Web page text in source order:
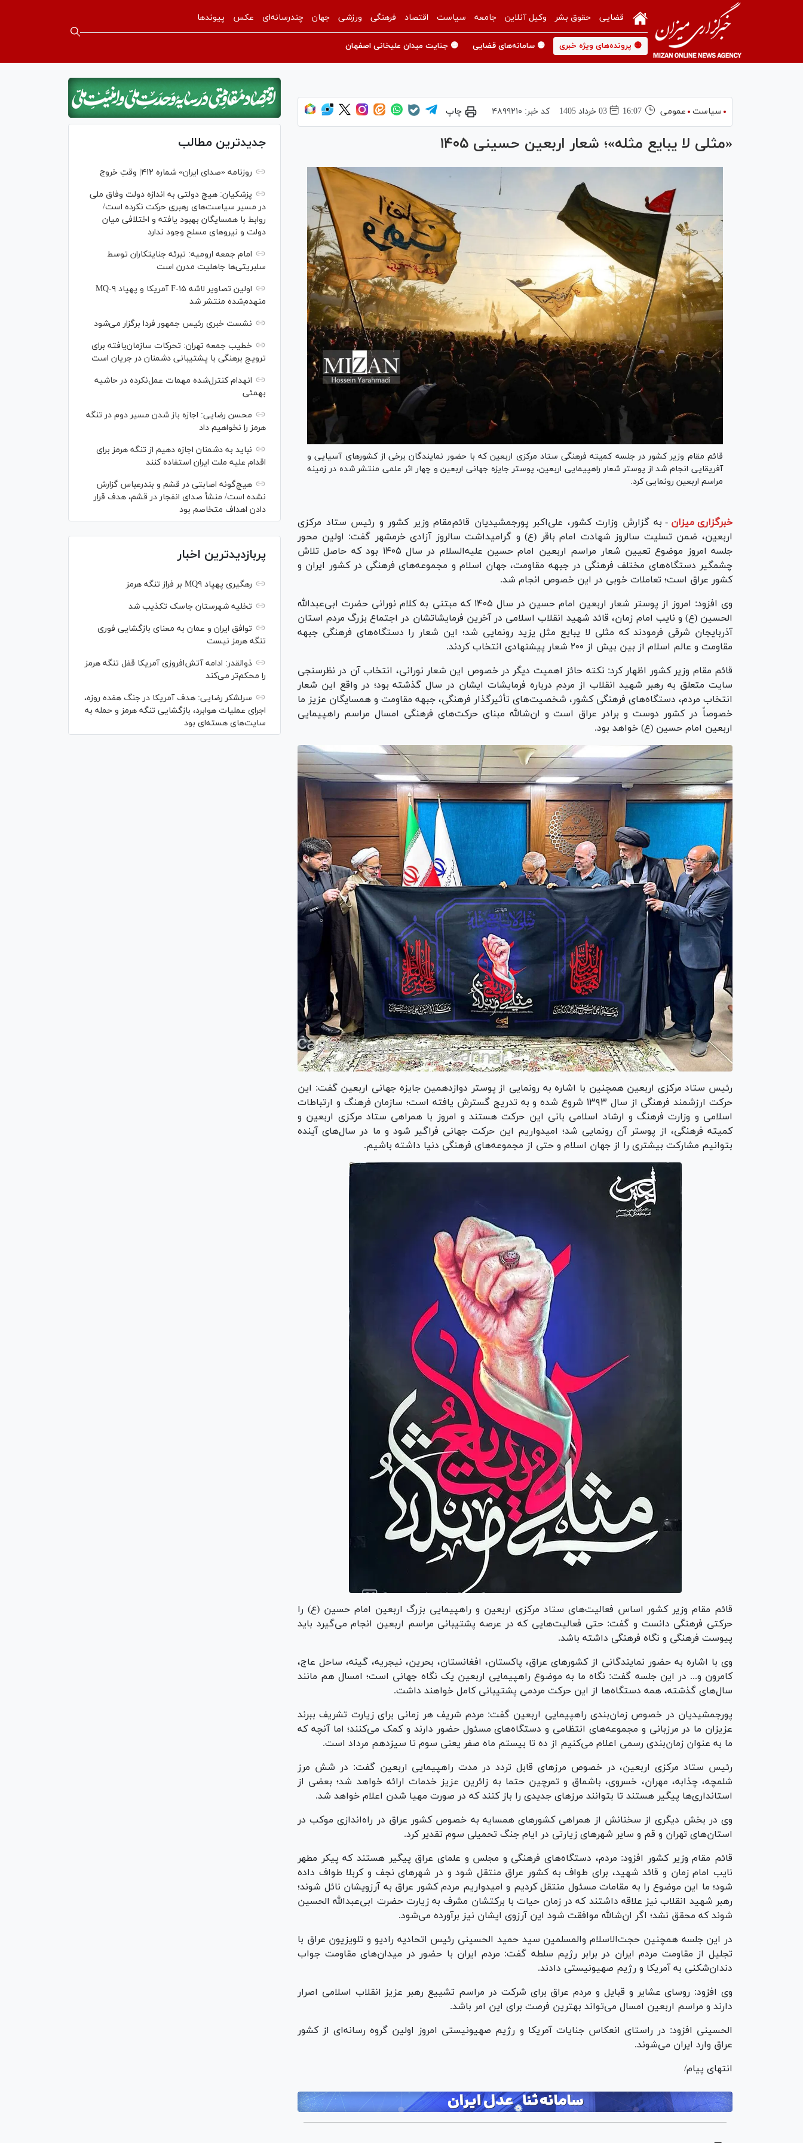
قضایی حقوق بشر وکیل آنلاین جامعه سیاست اقتصاد فرهنگی ورزشی جهان چندرسانه‌ای عکس پیوندها
🟡 پرونده‌های ویژه خبری 🟡 سامانه‌های قضایی 🟡 جنایت میدان علیخانی اصفهان
سیاست عمومی 16:07 03 خرداد 1405 کد خبر: ۴۸۹۹۲۱۰ چاپ
«مثلی لا یبایع مثله»؛ شعار اربعین حسینی ۱۴۰۵
قائم مقام وزیر کشور در جلسه کمیته فرهنگی ستاد مرکزی اربعین که با حضور نمایندگان برخی از کشور‌های آسیایی و
آفریقایی انجام شد از پوستر شعار راهپیمایی اربعین، پوستر جایزه جهانی اربعین و چهار اثر علمی منتشر شده در زمینه
مراسم اربعین رونمایی کرد.
خبرگزاری میزان - به گزارش وزارت کشور، علی‌اکبر پورجمشیدیان قائم‌مقام وزیر کشور و رئیس ستاد مرکزی
اربعین، ضمن تسلیت سالروز شهادت امام باقر (ع) و گرامیداشت سالروز آزادی خرمشهر گفت: اولین محور
جلسه امروز موضوع تعیین شعار مراسم اربعین امام حسین علیه‌السلام در سال ۱۴۰۵ بود که حاصل تلاش
چشمگیر دستگاه‌های مختلف فرهنگی در جبهه مقاومت، جهان اسلام و مجموعه‌های فرهنگی در کشور ایران و
کشور عراق است؛ تعاملات خوبی در این خصوص انجام شد.
وی افزود: امروز از پوستر شعار اربعین امام حسین در سال ۱۴۰۵ که مبتنی به کلام نورانی حضرت ابی‌عبدالله
الحسین (ع) و نایب امام زمان، قائد شهید انقلاب اسلامی در آخرین فرمایشاتشان در اجتماع بزرگ مردم استان
آذربایجان شرقی فرمودند که مثلی لا یبایع مثل یزید رونمایی شد؛ این شعار را دستگاه‌های فرهنگی جبهه
مقاومت و عالم اسلام از بین بیش از ۲۰۰ شعار پیشنهادی انتخاب کردند.
قائم مقام وزیر کشور اظهار کرد: نکته حائز اهمیت دیگر در خصوص این شعار نورانی، انتخاب آن در نظرسنجی
سایت متعلق به رهبر شهید انقلاب از مردم درباره فرمایشات ایشان در سال گذشته بود؛ در واقع این شعار
انتخاب مردم، دستگاه‌های فرهنگی کشور، شخصیت‌های تأثیرگذار فرهنگی، جبهه مقاومت و همسایگان عزیز ما
خصوصاً در کشور دوست و برادر عراق است و ان‌شالله مبنای حرکت‌های فرهنگی امسال مراسم راهپیمایی
اربعین امام حسین (ع) خواهد بود.
رئیس ستاد مرکزی اربعین همچنین با اشاره به رونمایی از پوستر دوازدهمین جایزه جهانی اربعین گفت: این
حرکت ارزشمند فرهنگی از سال ۱۳۹۳ شروع شده و به تدریج گسترش یافته است؛ سازمان فرهنگ و ارتباطات
اسلامی و وزارت فرهنگ و ارشاد اسلامی بانی این حرکت هستند و امروز با همراهی ستاد مرکزی اربعین و
کمیته فرهنگی، از پوستر آن رونمایی شد؛ امیدواریم این حرکت جهانی فراگیر شود و ما در سال‌های آینده
بتوانیم مشارکت بیشتری را از جهان اسلام و حتی از مجموعه‌های فرهنگی دنیا داشته باشیم.
قائم مقام وزیر کشور اساس فعالیت‌های ستاد مرکزی اربعین و راهپیمایی بزرگ اربعین امام حسین (ع) را
حرکتی فرهنگی دانست و گفت: حتی فعالیت‌هایی که در عرصه پشتیبانی مراسم اربعین انجام می‌گیرد باید
پیوست فرهنگی و نگاه فرهنگی داشته باشد.
وی با اشاره به حضور نمایندگانی از کشور‌های عراق، پاکستان، افغانستان، بحرین، نیجریه، گینه، ساحل عاج،
کامرون و... در این جلسه گفت: نگاه ما به موضوع راهپیمایی اربعین یک نگاه جهانی است؛ امسال هم مانند
سال‌های گذشته، همه دستگاه‌ها از این حرکت مردمی پشتیبانی کامل خواهند داشت.
پورجمشیدیان در خصوص زمان‌بندی راهپیمایی اربعین گفت: مردم شریف هر زمانی برای زیارت تشریف ببرند
عزیزان ما در مرزبانی و مجموعه‌های انتظامی و دستگاه‌های مسئول حضور دارند و کمک می‌کنند؛ اما آنچه که
ما به عنوان زمان‌بندی رسمی اعلام می‌کنیم از ده تا بیستم ماه صفر یعنی سوم تا سیزدهم مرداد است.
رئیس ستاد مرکزی اربعین، در خصوص مرز‌های قابل تردد در مدت راهپیمایی اربعین گفت: در شش مرز
شلمچه، چذابه، مهران، خسروی، باشماق و تمرچین حتما به زائرین عزیز خدمات ارائه خواهد شد؛ بعضی از
استانداری‌ها پیگیر هستند تا بتوانند مرز‌های جدیدی را باز کنند که در صورت مهیا شدن اعلام خواهد شد.
وی در بخش دیگری از سخنانش از همراهی کشور‌های همسایه به خصوص کشور عراق در راه‌اندازی موکب در
استان‌های تهران و قم و سایر شهر‌های زیارتی در ایام جنگ تحمیلی سوم تقدیر کرد.
قائم مقام وزیر کشور افزود: مردم، دستگاه‌های فرهنگی و مجلس و علمای عراق پیگیر هستند که پیکر مطهر
نایب امام زمان و قائد شهید، برای طواف به کشور عراق منتقل شود و در شهر‌های نجف و کربلا طواف داده
شود؛ ما این موضوع را به مقامات مسئول منتقل کردیم و امیدواریم مردم کشور عراق به آرزویشان نائل شوند؛
رهبر شهید انقلاب نیز علاقه داشتند که در زمان حیات با برکتشان مشرف به زیارت حضرت ابی‌عبدالله الحسین
شوند که محقق نشد؛ اگر ان‌شالله موافقت شود این آرزوی ایشان نیز برآورده می‌شود.
در این جلسه همچنین حجت‌الاسلام والمسلمین سید حمید الحسینی رئیس اتحادیه رادیو و تلویزیون عراق با
تجلیل از مقاومت مردم ایران در برابر رژیم سلطه گفت: مردم ایران با حضور در میدان‌های مقاومت جواب
دندان‌شکنی به آمریکا و رژیم صهیونیستی دادند.
وی افزود: روسای عشایر و قبایل و مردم عراق برای شرکت در مراسم تشییع رهبر عزیز انقلاب اسلامی اصرار
دارند و مراسم اربعین امسال می‌تواند بهترین فرصت برای این امر باشد.
الحسینی افزود: در راستای انعکاس جنایات آمریکا و رژیم صهیونیستی امروز اولین گروه رسانه‌ای از کشور
عراق وارد ایران می‌شوند.
انتهای پیام/
جدیدترین مطالب
روزنامه «صدای ایران» شماره ۴۱۲| وقتِ خروج
پزشکیان: هیچ دولتی به اندازه دولت وفاق ملی
در مسیر سیاست‌های رهبری حرکت نکرده است/
روابط با همسایگان بهبود یافته و اختلافی میان
دولت و نیروهای مسلح وجود ندارد
امام جمعه ارومیه: تبرئه جنایتکاران توسط
سلبریتی‌ها جاهلیت مدرن است
اولین تصاویر لاشه F-۱۵ آمریکا و پهپاد MQ-۹
منهدم‌شده منتشر شد
نشست خبری رئیس‌ جمهور فردا برگزار می‌شود
خطیب جمعه تهران: تحرکات سازمان‌یافته برای
ترویج برهنگی با پشتیبانی دشمنان در جریان است
انهدام کنترل‌شده مهمات عمل‌نکرده در حاشیه
بهمئی
محسن رضایی: اجازه باز شدن مسیر دوم در تنگه
هرمز را نخواهیم داد
نباید به دشمنان اجازه دهیم از تنگه هرمز برای
اقدام علیه ملت ایران استفاده کنند
هیچ‌گونه اصابتی در قشم و بندرعباس گزارش
نشده است/ منشأ صدای انفجار در قشم، هدف قرار
دادن اهداف متخاصم بود
پربازدیدترین اخبار
رهگیری پهپاد MQ۹ بر فراز تنگه هرمز
تخلیه شهرستان جاسک تکذیب شد
توافق ایران و عمان به معنای بازگشایی فوری
تنگه هرمز نیست
ذوالقدر: ادامه آتش‌افروزی آمریکا قفل تنگه هرمز
را محکم‌تر می‌کند
سرلشکر رضایی: هدف آمریکا در جنگ هفده روزه،
اجرای عملیات هوابرد، بازگشایی تنگه هرمز و حمله به
سایت‌های هسته‌ای بود